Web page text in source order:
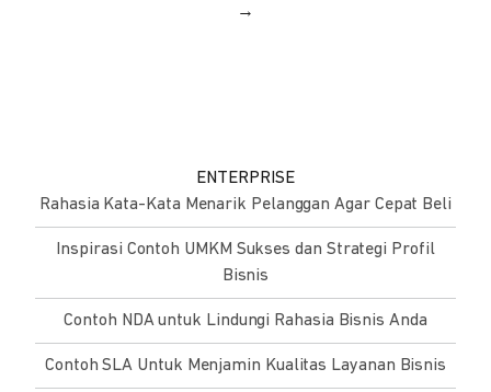
→
ENTERPRISE
Rahasia Kata-Kata Menarik Pelanggan Agar Cepat Beli
Inspirasi Contoh UMKM Sukses dan Strategi Profil
Bisnis
Contoh NDA untuk Lindungi Rahasia Bisnis Anda
Contoh SLA Untuk Menjamin Kualitas Layanan Bisnis